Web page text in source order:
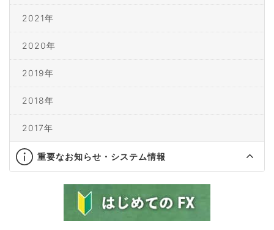
2021年
2020年
2019年
2018年
2017年
重要なお知らせ・システム情報